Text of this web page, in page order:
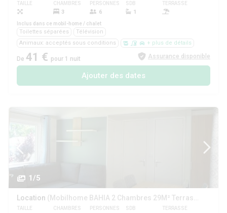
TAILLE CHAMBRES
3
PERSONNES
6
SDB
1
TERRASSE
Inclus dans ce mobil-home / chalet
Toilettes séparées
Télévision
Animaux: acceptés sous conditions
+ plus de détails
De 41 € pour 1 nuit Assurance disponible
Ajouter des dates
1/5
Location (Mobilhome BAHIA 2 Chambres 29M² Terrasse couverte)
TAILLE CHAMBRES PERSONNES SDB TERRASSE